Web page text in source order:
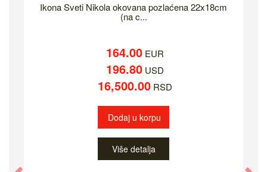
Ikona Sveti Nikola okovana pozlaćena 22x18cm
(na c...
164.00 EUR
196.80 USD
16,500.00 RSD
Dodaj u korpu
Više detalja